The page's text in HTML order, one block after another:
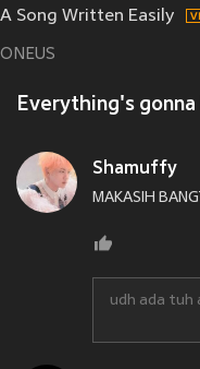
A Song Written Easily
ONEUS
Everything's
Shamuffy
MAKASIH
udh ada tuh